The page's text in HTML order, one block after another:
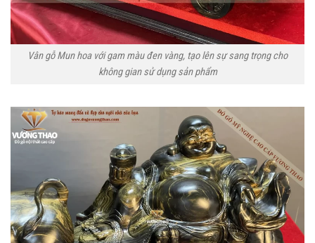
Vân gỗ Mun hoa với gam màu đen vàng, tạo lên sự sang trọng cho
không gian sử dụng sản phẩm